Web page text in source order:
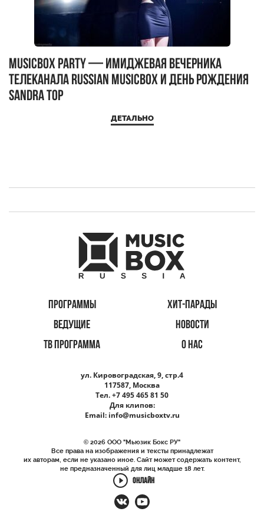
MUSICBOX PARTY — имиджевая вечерника
телеканала RUSSIAN MUSICBOX и день рождения
Sandra Top
ДЕТАЛЬНО
ПРОГРАММЫ
ХИТ-ПАРАДЫ
ВЕДУЩИЕ
НОВОСТИ
ТВ ПРОГРАММА
О НАС
ул. Кировоградская, 9, стр.4
117587, Москва
Тел. +7 495 465 81 50
Для клипов:
Email: info@musicboxtv.ru
© 2026 ООО "Мьюзик Бокс РУ"
Все права на изображения и тексты принадлежат
их авторам, если не указано иное. Сайт может содержать контент,
не предназначенный для лиц младше 18 лет.
ОНЛАЙН